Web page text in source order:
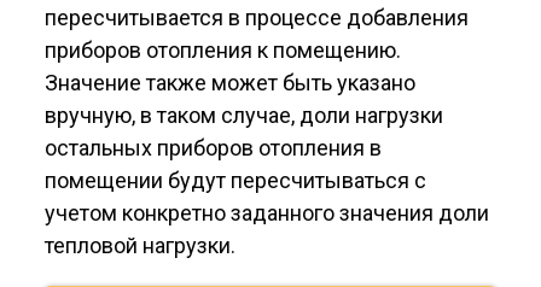
пересчитывается в процессе добавления
приборов отопления к помещению.
Значение также может быть указано
вручную, в таком случае, доли нагрузки
остальных приборов отопления в
помещении будут пересчитываться с
учетом конкретно заданного значения доли
тепловой нагрузки.